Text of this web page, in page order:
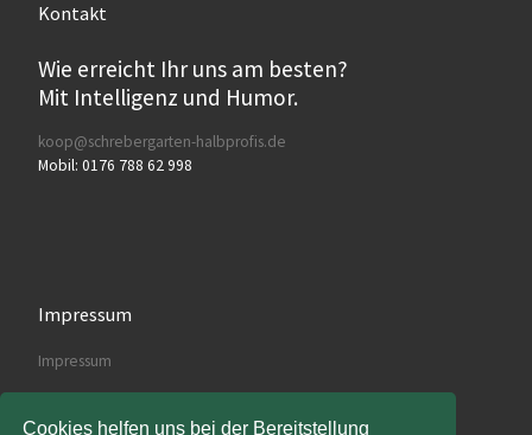
Cookies helfen uns bei der Bereitstellung
Kontakt
Wie erreicht Ihr uns am besten?
Mit Intelligenz und Humor.
koop@schrebergarten-halbprofis.de
Mobil: 0176 788 62 998
Impressum
Impressum